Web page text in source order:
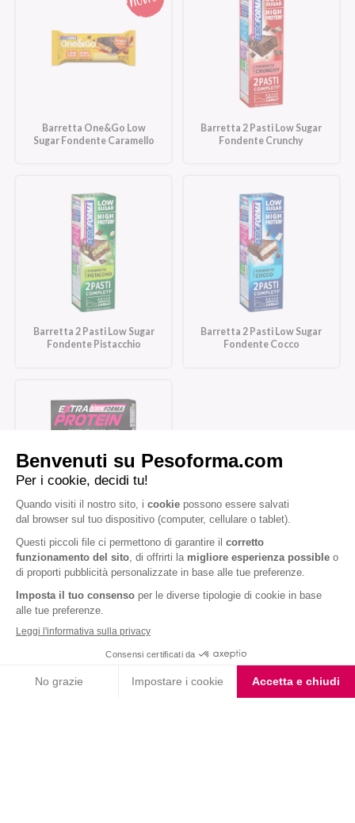
Barretta One&Go Low
Sugar Fondente Caramello
Barretta 2 Pasti Low Sugar
Fondente Crunchy
Barretta 2 Pasti Low Sugar
Fondente Pistacchio
Barretta 2 Pasti Low Sugar
Fondente Cocco
Barrette Extra Protein
Cioccolato Bianco e Nero
Iscriviti alla newsletter